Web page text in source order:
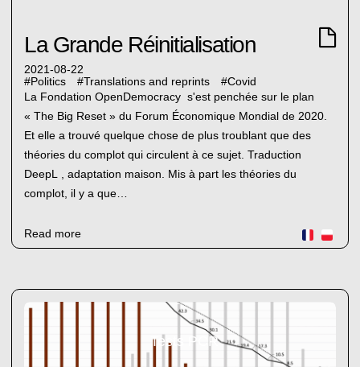
La Grande Réinitialisation
2021-08-22
#Politics #Translations and reprints #Covid
La Fondation OpenDemocracy s'est penchée sur le plan
« The Big Reset » du Forum Économique Mondial de 2020.
Et elle a trouvé quelque chose de plus troublant que des
théories du complot qui circulent à ce sujet. Traduction
DeepL , adaptation maison. Mis à part les théories du
complot, il y a que…
Read more
Tests PCR